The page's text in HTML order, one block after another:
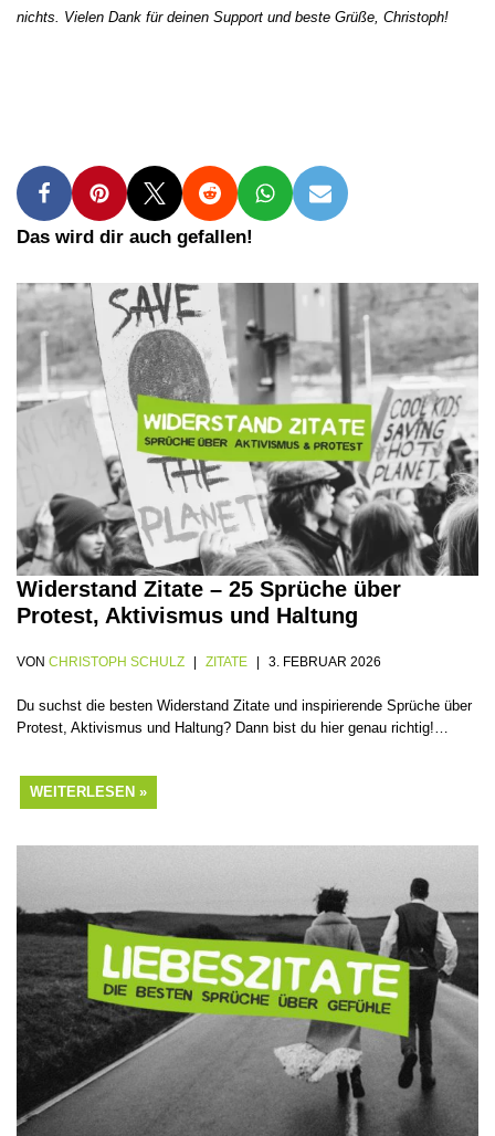
nichts. Vielen Dank für deinen Support und beste Grüße, Christoph!
Das wird dir auch gefallen!
Widerstand Zitate – 25 Sprüche über
Protest, Aktivismus und Haltung
VON CHRISTOPH SCHULZ 3. FEBRUAR 2026
Protest, Aktivismus und Haltung? Dann bist du hier genau richtig!…
WEITERLESEN »
Liebeszitate – 75 inspirierende Sprüche
über Gefühle, Liebe und Leidenschaft